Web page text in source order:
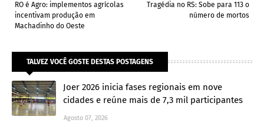
Tragédia no RS: Sobe para 113 o
número de mortos
RO é Agro: implementos agrícolas
incentivam produção em
Machadinho do Oeste
TALVEZ VOCÊ GOSTE DESTAS POSTAGENS
Joer 2026 inicia fases regionais em nove
cidades e reúne mais de 7,3 mil participantes
Agosto 07, 2026